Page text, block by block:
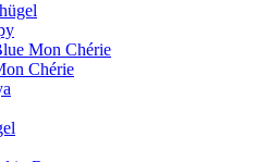
Mon Chérie
Chérie